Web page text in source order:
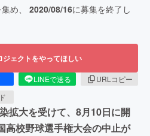
め、 2020/08/16に募集を終了し
ジェクトをやってほしい
LINEで送る
URLコピー
拡大を受けて、8月10日に開
高校野球選手権大会の中止が